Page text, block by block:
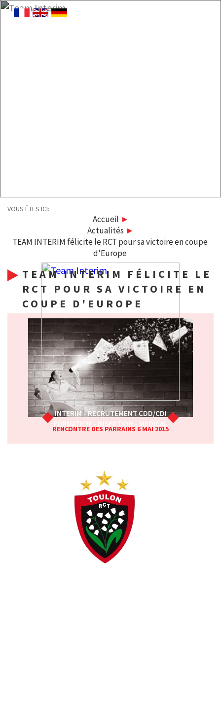
INTERIM - RECRUTEMENT CDD/CDI
FORMATION - INSERTION - MEDICAL
VOUS ÊTES ICI:
Accueil
Actualités
TEAM INTERIM félicite le RCT pour sa victoire en coupe
d'Europe
TEAM INTERIM FÉLICITE LE
RCT POUR SA VICTOIRE EN
COUPE D'EUROPE
RENCONTRE DES PARRAINS 6 MAI 2015